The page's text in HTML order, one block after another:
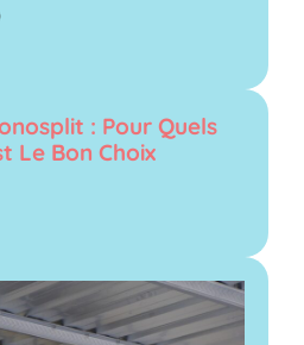
: Pour Quels
Le Bon Choix